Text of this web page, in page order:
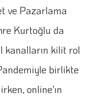
ve Pazarlama
Kurtoğlu da
kanalların kilit rol
birlikte
online'ın